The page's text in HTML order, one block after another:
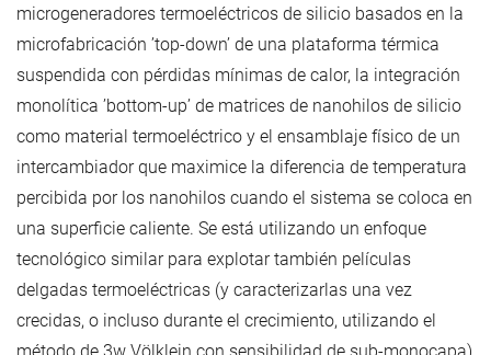
microgeneradores termoeléctricos de silicio basados en la
microfabricación ’top-down’ de una plataforma térmica
suspendida con pérdidas mínimas de calor, la integración
monolítica ’bottom-up’ de matrices de nanohilos de silicio
como material termoeléctrico y el ensamblaje físico de un
intercambiador que maximice la diferencia de temperatura
percibida por los nanohilos cuando el sistema se coloca en
una superficie caliente. Se está utilizando un enfoque
tecnológico similar para explotar también películas
delgadas termoeléctricas (y caracterizarlas una vez
crecidas, o incluso durante el crecimiento, utilizando el